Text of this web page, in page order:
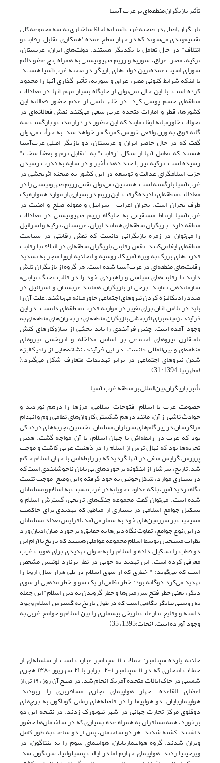
تأثیر بازیگران منطقه‌ای بر غرب آسیا
بازیگران اصلی در صحنه غرب‌آسیا به لحاظ ساختاری به سه مجموعه کلی
تقسیم‌بندی می‌شوند که در چهار سطح عمده "همکاری، تقابل، رقابت و
ائتلاف" در حال تعامل با یکدیگر هستند. دولت‌های ایران، عربستان،
ترکیه، مصر، عراق، سوریه و رژیم صهیونیستی به همراه پنج عضو دائم
شورای امنیت عمده‌ترین دولت‌های بازیگر در صحنه غرب‌آسیا هستند.
با اینکه شرایط کنونی مصر، عراق و سوریه، تأثیر گذاری آنها را محدود
کرده است، با این حال نمی‌توان از جایگاه بسیار مهم آنها در معادلات
منطقه‌ای چشم پوشی کرد. در خلاء ناشی از عدم حضور فعالانه این
کشورها، قطر و امارات متحده عربی سعی می‌کنند نقش فعالانه‌ای در
تحولات خاورمیانه ایفا نمایند که این حضور در دراز مدت و بازگشت سه
گانه فوق به وزن واقعی خویش کمرنگ‌تر خواهد شد. به جرأت می‌توان
گفت که در حال حاضر ایران و عربستان، دو بازیگر اصلی غرب‌آسیا
هستند که تعامل آنها از شکل "رقابت" به "تقابل نرم و بعضاً سخت"
رسیده است. ترکیه نیز با چند دهه تأخیر و در سایه به قدرت رسیدن
حزب اسلامگرای عدالت و توسعه در این کشور به صحنه اثربخشی در
غرب‌آسیا بازگشته است. همچنین نمی‌توان نقش رژیم صهیونیستی را در
معادلات منطقه‌ای نادیده گرفت. این رژیم در بسیاری از موارد همواره یک
طرف بحران است. بحران اعراب- اسراییل و مقوله صلح و امنیت در
غرب‌آسیا ارتباط مستقیمی به جایگاه رژیم صهیونیستی در معادلات
منطقه دارد. بازیگران منطقه‌ای همانند ایران، عربستان، ترکیه و اسرائیل
را می‌توان در زمره بازیگرانی دانست که نقش رقابتی در سیاست
منطقه‌ای ایفا می‌کنند. نقش رقابتی بازیگران منطقه‌ای در ائتلاف با رقابت
قدرت‌های بزرگ به ویژه آمریکا، روسیه و اتحادیه اروپا منجر به تشدید
رقابت‌های منطقه‌ای در غرب‌آسیا شده است. هر گروه از بازیگران تلاش
دارند تا رقابت‌های سیاسی و راهبردی خود را در قالب «جنگ نیابتی»
سازماندهی نمایند. برخی از بازیگران همانند عربستان و اسرائیل در
صدد رادیکالیزه کردن نیروهای اجتماعی خاورمیانه می‌باشند. علت آن را
باید در تلاش آنان برای تغییر در موازنه قدرت منطقه‌ای دانست. در این
فرآیند، زمینه برای اثربخشی بازیگران منطقه‌ای در بحران‌های منطقه‌ای به
وجود آمده است. چنین فرآیندی را باید بخشی از سازوکارهای کنش
نامتقارن نیروهای اجتماعی بر اساس مداخله و اثربخشی نیروهای
منطقه‌ای و بین‌المللی دانست. در این فرآیند، نشانه‌هایی از رادیکالیزه
شدن نیروهای اجتماعی در برابر تهدیدات متعارف شکل می‌گیرد.(
(مطهرنیا،1394: 31)
تأثیر بازیگران بین‌المللی بر منطقه غرب آسیا
خصومت غرب با اسلام: فتوحات اسلامی، مرزها را درهم نوردید و
حوادث ناشی از آن، مانند درهم شکستن کاروان‌های نظامی روم و انهدام
مراکزشان در زیر گام‌های سربازان مسلمان، نخستین تجربه‌های دردناکی
بود که غرب در رابطه‌اش با جهان اسلام، با آن مواجه گشت. همین
تجربه‌ها بود که نهال ترس از اسلام را در ذهنیت غربی کاشت و موجب
پرورش گرایش منفی در آنها گردید که بر رابطه‌اش با جهان اسلام حاکم
شد. تاریخ، سرشار از اینگونه برخوردهای بی پایان ناخوشایندی است که
در بسیاری موارد، شکل خونین به خود گرفته و این وضع، موجب تثبیت
نگاه تردیدآمیز، بلکه عداوت جویانه در غرب نسبت به اسلام و مسلمانان
شده است. می‌توان گفت مجموعهٔ جنگ‌های تاریخی، گسترش اسلام و
تشکیل جوامع اسلامی در بسیاری از مناطق که تهدیدی برای حاکمیت
مسیحیت بر سرزمین‌های خود به شمار می‌آمد، افزایش تعداد مسلمانان
در این نوع جوامع، تفاوت نگاه دین‌ها به حقایق و برخورد میان ادیان و رد
نظرات مسیحیان توسط اسلام مجموعه عواملی هستند که تاریخ ناآرام این
دو قطب را تشکیل داده و اسلام را به‌عنوان تهدیدی برای هویت غرب
معرفی کرده است. این تهدید به خوبی در نظر برنارد لوئیس مشخص
است که می‌گوید: " خطری که از سوی اسلام در طی هزار سال اروپا را
تهدید می‌کرد دوگانه بود: خطر نظامی از یک سو و خطر مذهبی از سوی
دیگر، یعنی خطر فتح سرزمین‌ها و خطر گرویدن به دین اسلام" این جمله
به روشنی بیانگر نگاهی است که در طول تاریخ به گسترش اسلام وجود
داشته و وقایع تنازعات تاریخی بیشماری را بین اسلام و جوامع غربی به
وجود آورده است. (نجات:1395، 35)
حادثه یازده سپتامبر: حملات ۱۱ سپتامبر عبارت است از سلسله‌ای از
حملات انتحاری که در ۱۱ سپتامبر ۲۰۰۱، برابر با ۲۱ شهریور ۱۳۸۰ هجری
شمسی در خاک ایالات متحده آمریکا انجام شد. در صبح آن روز، ۱۹ تن از
اعضای القاعده، چهار هواپیمای تجاری مسافربری را ربودند.
هواپیماربایان، دو هواپیما را در فاصله‌های زمانی گوناگون به برج‌های
دوقلوی مرکز تجارت جهانی در شهر نیویورک زدند. در نتیجه این دو
برخورد، همه مسافران به همراه عده بسیاری که در ساختمان‌ها حضور
داشتند، کشته شدند. هر دو ساختمان، پس از دو ساعت به طور کامل
ویران شدند. گروه هواپیماربایان، هواپیمای سوم را به پنتاگون، در
ویرجینیا زدند. هواپیمای چهارم اما در ایالت پنسیلوانیا، سرنگون شد.